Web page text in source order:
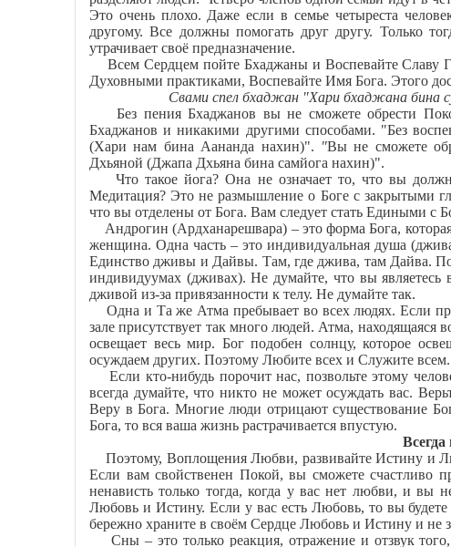
Это очень плохо. Даже если в семье четыреста
другому. Все должны помогать друг другу. Только
утрачивает своё предназначение.
Всем Сердцем пойте Бхаджаны и Воспевайте Славу
Духовными практиками, Воспевайте Имя Бога. Этого
Свами спел бхаджан "Хари бхаджана бина
Без пения Бхаджанов вы не сможете обрести
Бхаджанов и никакими другими способами. "Без
(Хари нам бина Аананда нахин)". "Вы не сможете
Дхьяной (Джапа Дхьяна бина самйога нахин)".
Что такое йога? Она не означает то, что вы
Медитация? Это не размышление о Боге с закрытыми
что вы отделены от Бога. Вам следует стать Едиными с
Андрогин (Ардханарешвара) – это форма Бога,
женщина. Одна часть – это индивидуальная душа
Единство дживы и Дайвы. Там, где джива, там Дайва.
индивидуумах (дживах). Не думайте, что вы
дживой из-за привязанности к телу. Не думайте так.
Одна и Та же Атма пребывает во всех людях. Если
зале присутствует так много людей. Атма,
освещает весь мир. Бог подобен солнцу, которое
осуждаем других. Поэтому Любите всех и Служите всем.
Если кто-нибудь порочит нас, позвольте этому
всегда думайте, что никто не может осуждать вас.
Веру в Бога. Многие люди отрицают существование
Бога, то вся ваша жизнь растрачивается впустую.
Поэтому, Воплощения Любви, развивайте Истину и
Если вам свойственен Покой, вы сможете счастливо
ненависть только тогда, когда у вас нет любви, и
Любовь и Истину. Если у вас есть Любовь, то вы
бережно храните в своём Сердце Любовь и Истину и не
Сны – это только реакция, отражение и отзвук